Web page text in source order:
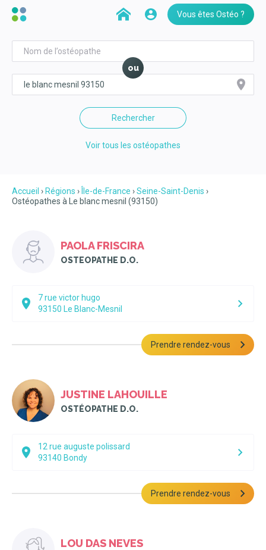
Vous êtes Ostéo ?
ou
Rechercher
Voir tous les ostéopathes
Accueil Régions Île-de-France
Seine-Saint-Denis
Ostéopathes à Le blanc mesnil (93150)
PAOLA FRISCIRA
OSTEOPATHE D.O.
7 rue victor hugo
93150 Le Blanc-Mesnil
Prendre rendez-vous
JUSTINE LAHOUILLE
OSTÉOPATHE D.O.
12 rue auguste polissard
93140 Bondy
Prendre rendez-vous
LOU DAS NEVES